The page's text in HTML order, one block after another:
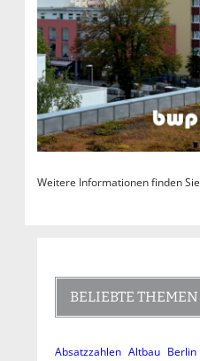
Weitere Informationen finden Sie
BELIEBTE THEMEN
Absatzzahlen Altbau Berlin